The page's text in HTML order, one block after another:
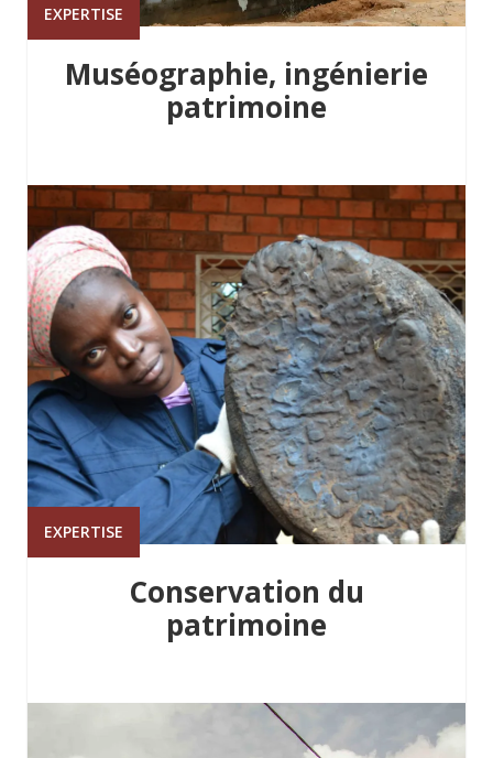
EXPERTISE
Muséographie, ingénierie
patrimoine
EXPERTISE
Conservation du
patrimoine